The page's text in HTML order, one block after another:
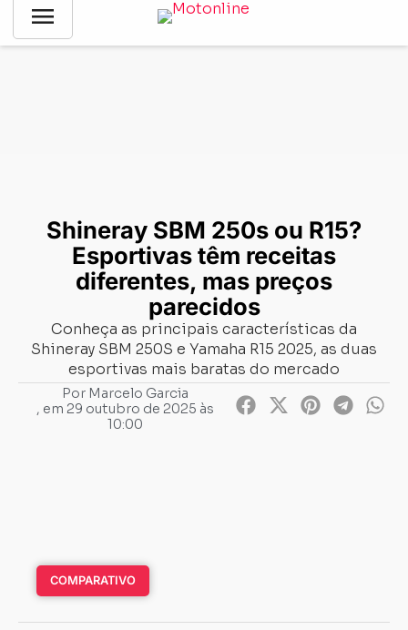
menu
Notícias Comparativo-Shineray SBM 250s ou R15?
Shineray SBM 250s ou R15?
Esportivas têm receitas
diferentes, mas preços
parecidos
Conheça as principais características da
Shineray SBM 250S e Yamaha R15 2025, as duas
esportivas mais baratas do mercado
PorMarcelo Garcia
, em 29 outubro de 2025 às
10:00
COMPARATIVO